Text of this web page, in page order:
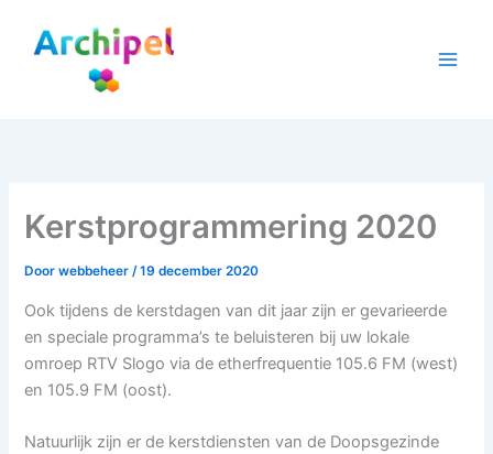
Kerstprogrammering 2020
Doorwebbeheer/19 december 2020
Ook tijdens de kerstdagen van dit jaar zijn er gevarieerde
en speciale programma’s te beluisteren bij uw lokale
omroep RTV Slogo via de etherfrequentie 105.6 FM (west)
en 105.9 FM (oost).
Natuurlijk zijn er de kerstdiensten van de Doopsgezinde